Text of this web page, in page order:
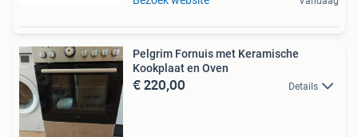
Pelgrim Fornuis met Keramische
Kookplaat en Oven
€ 220,00 Details